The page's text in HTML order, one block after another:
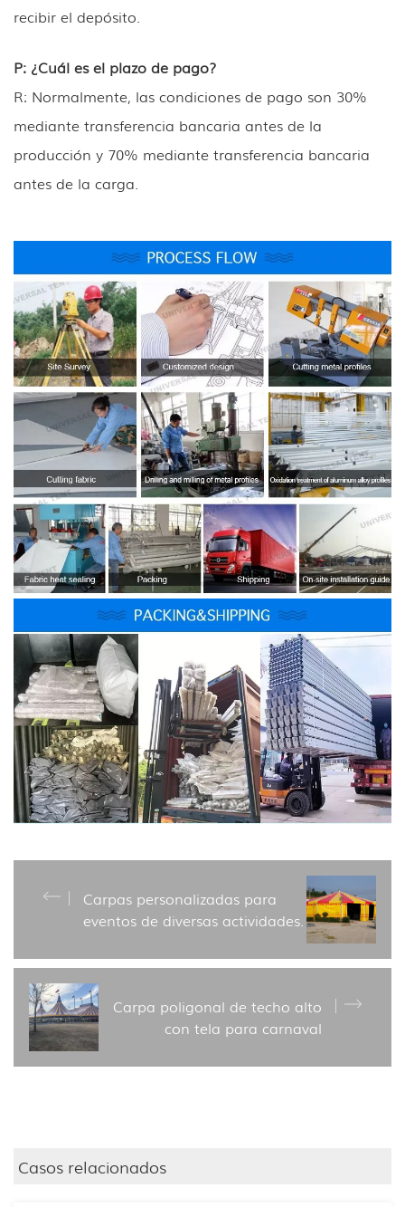
recibir el depósito.
P: ¿Cuál es el plazo de pago?
R: Normalmente, las condiciones de pago son 30%
mediante transferencia bancaria antes de la
producción y 70% mediante transferencia bancaria
antes de la carga.
Carpas personalizadas para
eventos de diversas actividades.
Carpa poligonal de techo alto
con tela para carnaval
Casos relacionados